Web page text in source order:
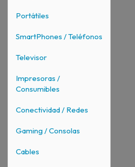
Portátiles
SmartPhones / Teléfonos
Televisor
Impresoras /
Consumibles
Conectividad / Redes
Gaming / Consolas
Cables